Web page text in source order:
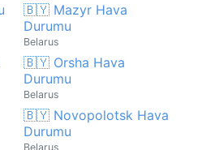
🇧🇾 Mazyr Hava
Durumu
Belarus
🇧🇾 Orsha Hava
Durumu
Belarus
🇧🇾 Novopolotsk Hava
Durumu
Belarus